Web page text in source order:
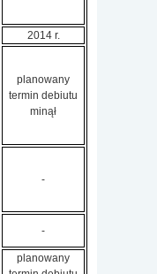
2014 r.
planowany
termin debiutu
minął
-
-
planowany